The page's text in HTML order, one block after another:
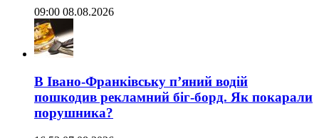
09:00 08.08.2026
В Івано-Франківську п’яний водій
пошкодив рекламний біг-борд. Як покарали
порушника?